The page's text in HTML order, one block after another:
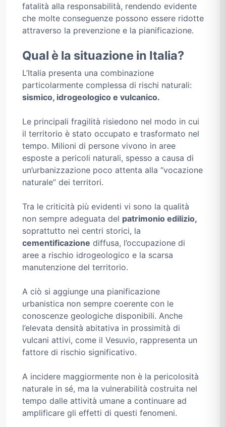
fatalità alla responsabilità, rendendo evidente
che molte conseguenze possono essere ridotte
attraverso la prevenzione e la pianificazione.
Qual è la situazione in Italia?
L’Italia presenta una combinazione
particolarmente complessa di rischi naturali:
sismico, idrogeologico e vulcanico.
Le principali fragilità risiedono nel modo in cui
il territorio è stato occupato e trasformato nel
tempo. Milioni di persone vivono in aree
esposte a pericoli naturali, spesso a causa di
un’urbanizzazione poco attenta alla “vocazione
naturale” dei territori.
Tra le criticità più evidenti vi sono la qualità
non sempre adeguata del patrimonio edilizio,
soprattutto nei centri storici, la
cementificazione diffusa, l’occupazione di
aree a rischio idrogeologico e la scarsa
manutenzione del territorio.
A ciò si aggiunge una pianificazione
urbanistica non sempre coerente con le
conoscenze geologiche disponibili. Anche
l’elevata densità abitativa in prossimità di
vulcani attivi, come il Vesuvio, rappresenta un
fattore di rischio significativo.
A incidere maggiormente non è la pericolosità
naturale in sé, ma la vulnerabilità costruita nel
tempo dalle attività umane a continuare ad
amplificare gli effetti di questi fenomeni.